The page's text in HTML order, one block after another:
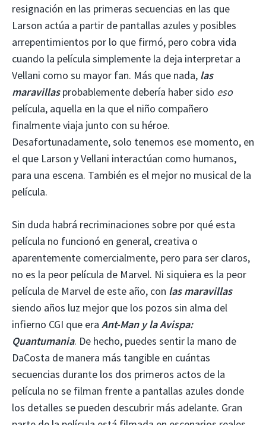
resignación en las primeras secuencias en las que
Larson actúa a partir de pantallas azules y posibles
arrepentimientos por lo que firmó, pero cobra vida
cuando la película simplemente la deja interpretar a
Vellani como su mayor fan. Más que nada, las
maravillasprobablemente debería haber sido eso
película, aquella en la que el niño compañero
finalmente viaja junto con su héroe.
Desafortunadamente, solo tenemos ese momento, en
el que Larson y Vellani interactúan como humanos,
para una escena. También es el mejor no musical de la
película.
Sin duda habrá recriminaciones sobre por qué esta
película no funcionó en general, creativa o
aparentemente comercialmente, pero para ser claros,
no es la peor película de Marvel. Ni siquiera es la peor
película de Marvel de este año, con las maravillas
siendo años luz mejor que los pozos sin alma del
infierno CGI que era Ant-Man y la Avispa:
Quantumania. De hecho, puedes sentir la mano de
DaCosta de manera más tangible en cuántas
secuencias durante los dos primeros actos de la
película no se filman frente a pantallas azules donde
los detalles se pueden descubrir más adelante. Gran